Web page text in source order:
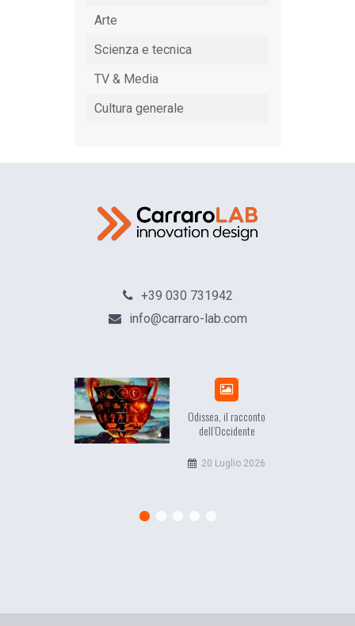
Arte
Scienza e tecnica
TV & Media
Cultura generale
+39 030 731942
info@carraro-lab.com
Odissea, il racconto
dell’Occidente
20 Luglio 2026